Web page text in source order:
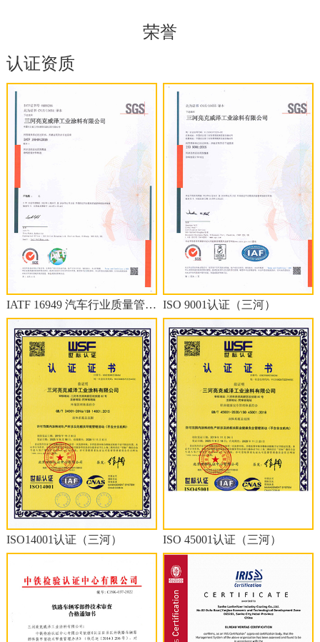
荣誉
认证资质
IATF 16949 汽车行业质量管理体系认证（三河） ISO 9001认证（三河）
ISO14001认证（三河） ISO 45001认证（三河）